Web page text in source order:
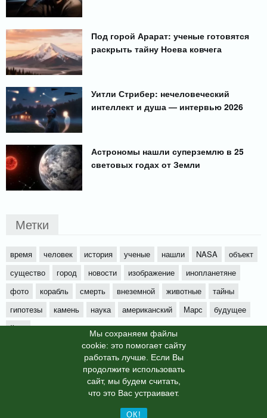
Мы cохраняем файлы
cookie: это помогает сайту
работать лучше. Если Вы
продолжите использовать
сайт, мы будем считать,
что это Вас устраивает.
ОК!
Под горой Арарат: ученые готовятся
раскрыть тайну Ноева ковчега
Уитли Стрибер: нечеловеческий
интеллект и душа — интервью 2026
Астрономы нашли суперземлю в 25
световых годах от Земли
Метки
время человек история ученые нашли NASA
объект
существо
город новости изображение
инопланетяне
фото
корабль смерть внеземной животные
тайны
гипотезы
камень наука американский Марс
будущее
йети
© info-dimurra.ru 2025г. This site is protected by
reCAPTCHA and the GooglePrivacy Policyand
apply.